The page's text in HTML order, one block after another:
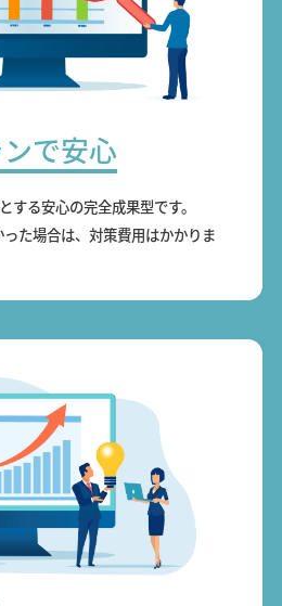
で安心
する安心の完全成果型です。
た場合は、対策費用はかかりま